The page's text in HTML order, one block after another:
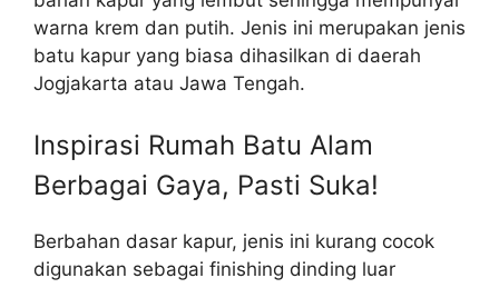
warna krem ​​​​dan putih. Jenis ini merupakan jenis
batu kapur yang biasa dihasilkan di daerah
Jogjakarta atau Jawa Tengah.
Inspirasi Rumah Batu Alam
Berbagai Gaya, Pasti Suka!
Berbahan dasar kapur, jenis ini kurang cocok
digunakan sebagai finishing dinding luar